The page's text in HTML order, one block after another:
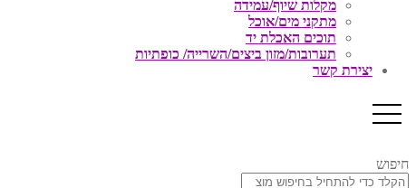
מקלות שיוף/עמידה
מתקני מים/אוכל
תוכים האכלת יד
תערובות/מזון ביצים/השרייה/ כופתיות
יצירת קשר
חיפוש